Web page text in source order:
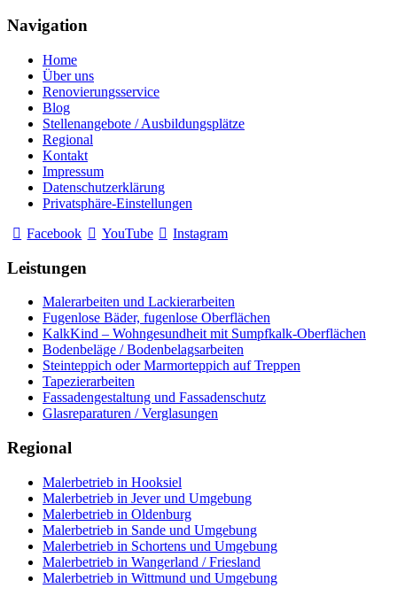
Navigation
Home
Über uns
Renovierungsservice
Blog
Stellenangebote / Ausbildungsplätze
Regional
Kontakt
Impressum
Datenschutzerklärung
Privatsphäre-Einstellungen
Facebook
YouTube Instagram
Leistungen
Malerarbeiten und Lackierarbeiten
Fugenlose Bäder, fugenlose Oberflächen
KalkKind – Wohngesundheit mit Sumpfkalk-Oberflächen
Bodenbeläge / Bodenbelagsarbeiten
Steinteppich oder Marmorteppich auf Treppen
Tapezierarbeiten
Fassadengestaltung und Fassadenschutz
Glasreparaturen / Verglasungen
Regional
Malerbetrieb in Hooksiel
Malerbetrieb in Jever und Umgebung
Malerbetrieb in Oldenburg
Malerbetrieb in Sande und Umgebung
Malerbetrieb in Schortens und Umgebung
Malerbetrieb in Wangerland / Friesland
Malerbetrieb in Wittmund und Umgebung